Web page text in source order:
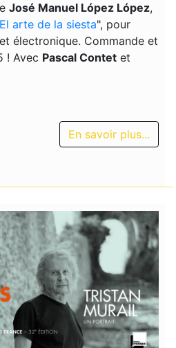
José Manuel López López,
El arte de la siesta", pour
électronique. Commande et
! Avec Pascal Contet et
En savoir plus...